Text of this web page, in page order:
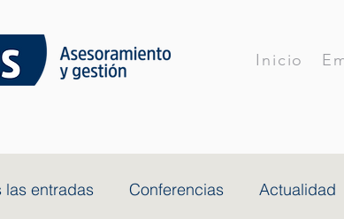
Inicio
las entradas Conferencias Actualidad